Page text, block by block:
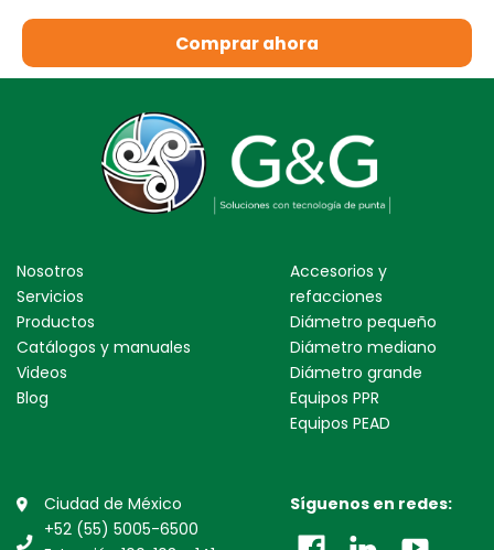
Comprar ahora
Nosotros
Servicios
Productos
Catálogos y manuales
Videos
Blog
Accesorios y
refacciones
Diámetro pequeño
Diámetro mediano
Diámetro grande
Equipos PPR
Equipos PEAD
Ciudad de México
+52 (55) 5005-6500
Síguenos en redes: